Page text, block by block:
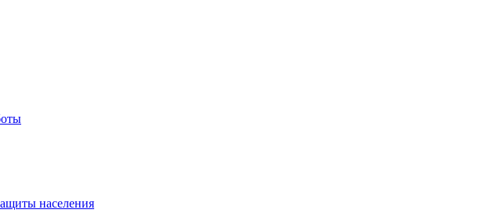
населения